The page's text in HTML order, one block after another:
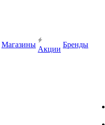
Магазины
Акции
Бренды